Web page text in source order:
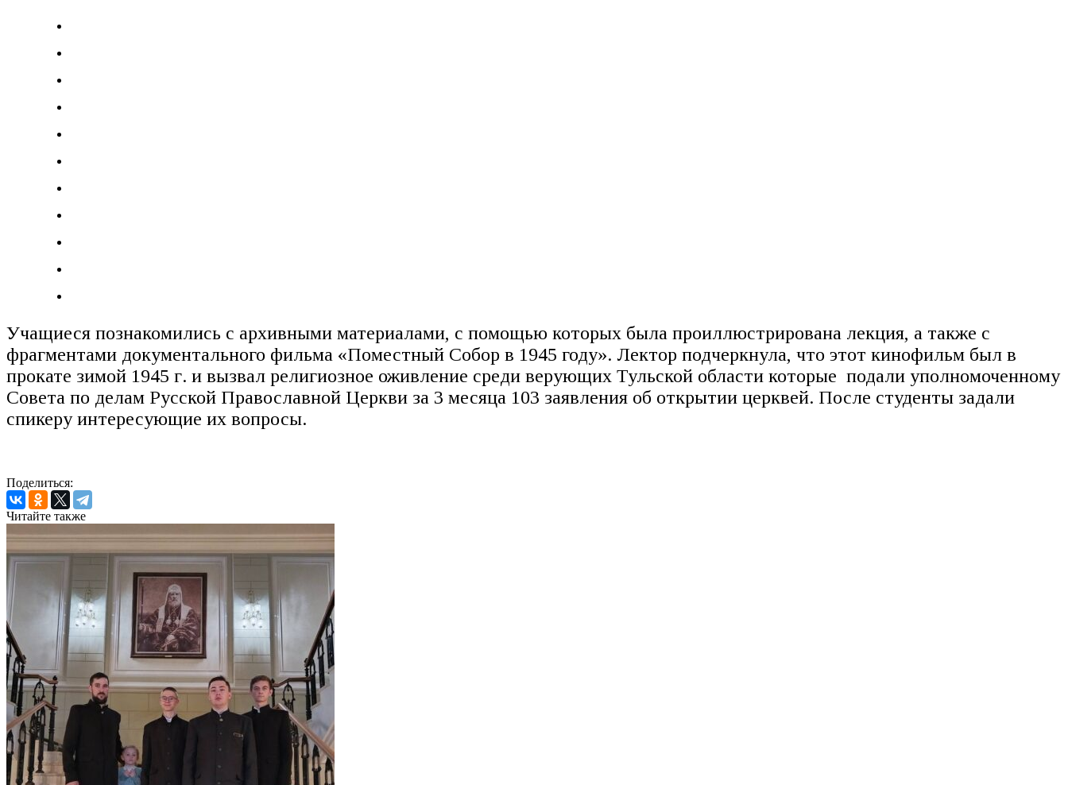
Учащиеся познакомились с архивными материалами, с помощью которых была проиллюстрирована лекция, а также с
фрагментами документального фильма «Поместный Собор в 1945 году». Лектор подчеркнула, что этот кинофильм был в
прокате зимой 1945 г. и вызвал религиозное оживление среди верующих Тульской области которые подали уполномоченному
Совета по делам Русской Православной Церкви за 3 месяца 103 заявления об открытии церквей. После студенты задали
спикеру интересующие их вопросы.
Поделиться:
Читайте также